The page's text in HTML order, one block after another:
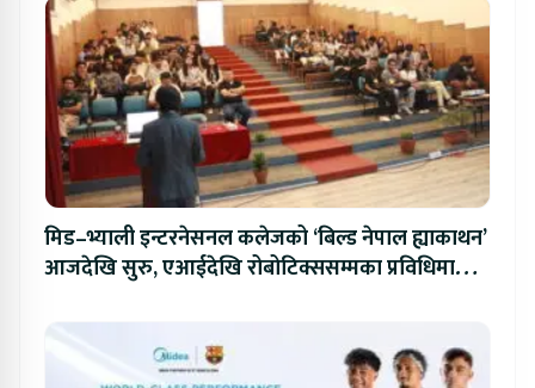
मिड–भ्याली इन्टरनेसनल कलेजको ‘बिल्ड नेपाल ह्याकाथन’
आजदेखि सुरु, एआईदेखि रोबोटिक्ससम्मका प्रविधिमा